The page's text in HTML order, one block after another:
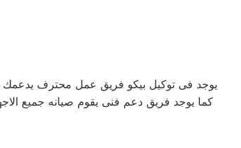
يوجد فى توكيل بيكو فريق عمل محترف يدعمك
كما يوجد فريق دعم فنى يقوم صيانه جميع الاجهزه الكهربائيه, كما توفر لكم مرلكز